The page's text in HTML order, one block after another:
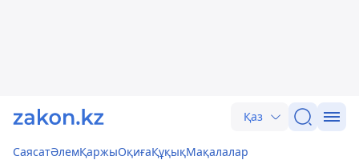
Қаз
СаясатӘлемҚаржыОқиғаҚұқықМақалалар